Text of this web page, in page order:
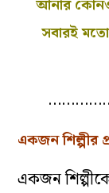
আনার
সবারই
একজন শিল্পীর
একজন